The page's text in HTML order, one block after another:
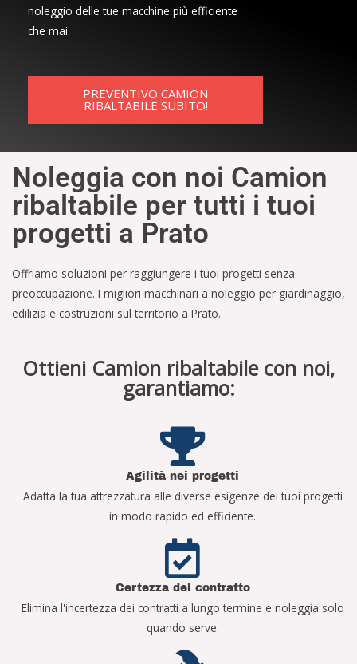
noleggio delle tue macchine più efficiente
che mai.
PREVENTIVO CAMION
RIBALTABILE SUBITO!
Noleggia con noi Camion
ribaltabile per tutti i tuoi
progetti a Prato
Offriamo soluzioni per raggiungere i tuoi progetti senza
preoccupazione. I migliori macchinari a noleggio per giardinaggio,
edilizia e costruzioni sul territorio a Prato.
Ottieni Camion ribaltabile con noi,
garantiamo:
Agilità nei progetti
Adatta la tua attrezzatura alle diverse esigenze dei tuoi progetti
in modo rapido ed efficiente.
Certezza del contratto
Elimina l'incertezza dei contratti a lungo termine e noleggia solo
quando serve.